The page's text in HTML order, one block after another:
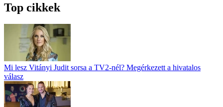
Top cikkek
Mi lesz Vitányi Judit sorsa a TV2-nél? Megérkezett a hivatalos
válasz